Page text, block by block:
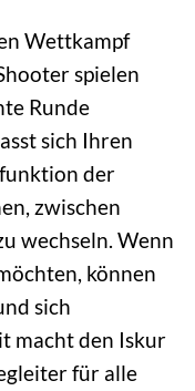
Wettkampf
spielen
Runde
sich Ihren
der
zwischen
wechseln. Wenn
können
sich
macht den Iskur
für alle